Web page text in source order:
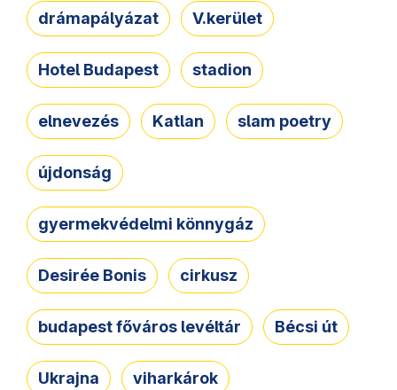
drámapályázat V.kerület
Hotel Budapest stadion
elnevezés Katlan slam poetry
újdonság
gyermekvédelmi könnygáz
Desirée Bonis cirkusz
budapest főváros levéltár Bécsi út
Ukrajna viharkárok